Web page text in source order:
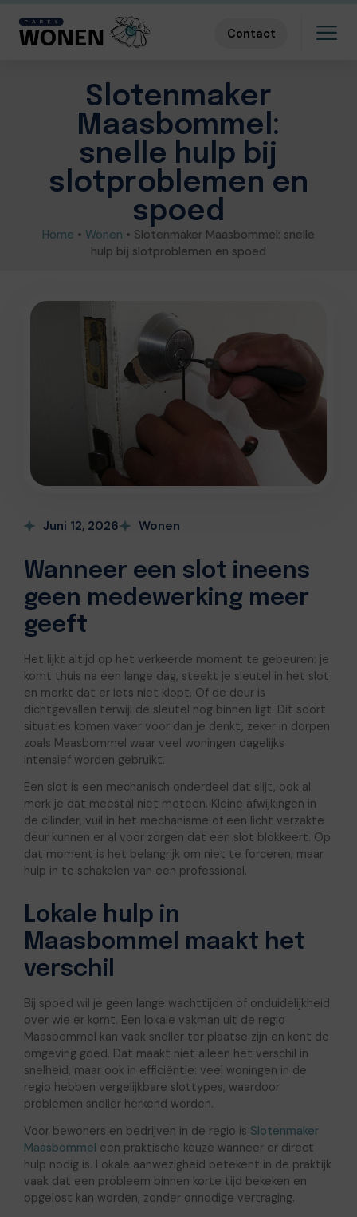
Contact
Slotenmaker
Maasbommel:
snelle hulp bij
slotproblemen en
spoed
Home • Wonen • Slotenmaker Maasbommel: snelle
hulp bij slotproblemen en spoed
Juni 12, 2026 Wonen
Wanneer een slot ineens
geen medewerking meer
geeft
Het lijkt altijd op het verkeerde moment te gebeuren: je
komt thuis na een lange dag, steekt je sleutel in het slot
en merkt dat er iets niet klopt. Of de deur is
dichtgevallen terwijl de sleutel nog binnen ligt. Dit soort
situaties komen vaker voor dan je denkt, zeker in dorpen
zoals Maasbommel waar veel woningen dagelijks
intensief worden gebruikt.
Een slot is een mechanisch onderdeel dat slijt, ook al
merk je dat meestal niet meteen. Kleine afwijkingen in
de cilinder, vuil in het mechanisme of een licht verzakte
deur kunnen er al voor zorgen dat een slot blokkeert. Op
dat moment is het belangrijk om niet te forceren, maar
hulp in te schakelen van een professional.
Lokale hulp in
Maasbommel maakt het
verschil
Bij spoed wil je geen lange wachttijden of onduidelijkheid
over wie er komt. Een lokale vakman uit de regio
Maasbommel kan vaak sneller ter plaatse zijn en kent de
omgeving goed. Dat maakt niet alleen het verschil in
snelheid, maar ook in efficiëntie: veel woningen in de
regio hebben vergelijkbare slottypes, waardoor
problemen sneller herkend worden.
Voor bewoners en bedrijven in de regio is Slotenmaker
Maasbommel een praktische keuze wanneer er direct
hulp nodig is. Lokale aanwezigheid betekent in de praktijk
vaak dat een probleem binnen korte tijd bekeken en
opgelost kan worden, zonder onnodige vertraging.